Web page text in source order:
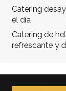
Catering
el día
Catering de
refrescante y